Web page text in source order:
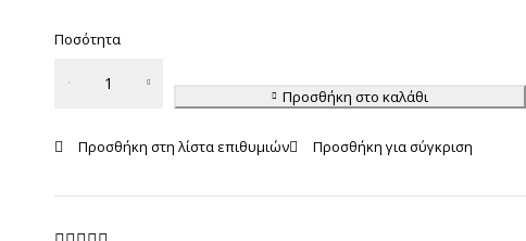
Ποσότητα
ποσότητα
Προσθήκη στο καλάθι